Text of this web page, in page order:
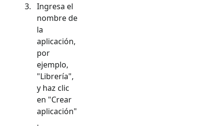
Ingresa el
nombre de
la
aplicación,
por
ejemplo,
"Librería",
y haz clic
en "Crear
aplicación"
.